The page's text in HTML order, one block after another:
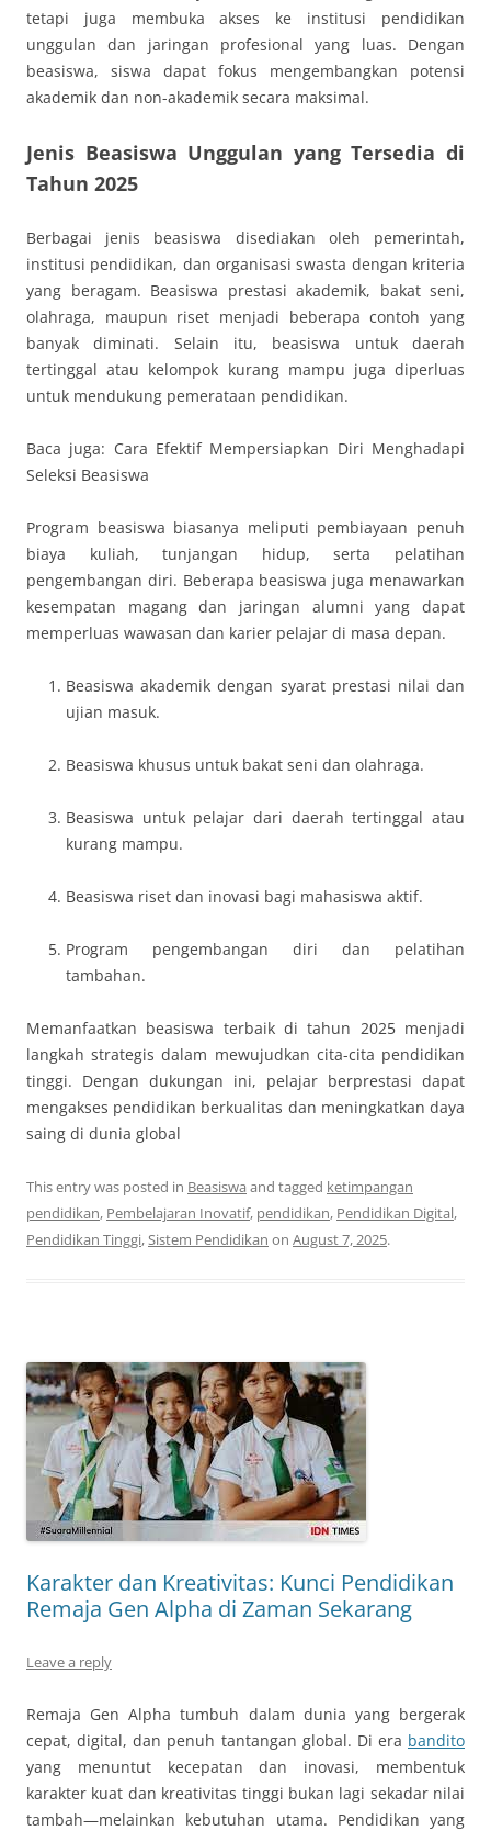
tetapi juga membuka akses ke institusi pendidikan
unggulan dan jaringan profesional yang luas. Dengan
beasiswa, siswa dapat fokus mengembangkan potensi
akademik dan non-akademik secara maksimal.
Jenis Beasiswa Unggulan yang Tersedia di
Tahun 2025
Berbagai jenis beasiswa disediakan oleh pemerintah,
institusi pendidikan, dan organisasi swasta dengan kriteria
yang beragam. Beasiswa prestasi akademik, bakat seni,
olahraga, maupun riset menjadi beberapa contoh yang
banyak diminati. Selain itu, beasiswa untuk daerah
tertinggal atau kelompok kurang mampu juga diperluas
untuk mendukung pemerataan pendidikan.
Baca juga: Cara Efektif Mempersiapkan Diri Menghadapi
Seleksi Beasiswa
Program beasiswa biasanya meliputi pembiayaan penuh
biaya kuliah, tunjangan hidup, serta pelatihan
pengembangan diri. Beberapa beasiswa juga menawarkan
kesempatan magang dan jaringan alumni yang dapat
memperluas wawasan dan karier pelajar di masa depan.
Beasiswa akademik dengan syarat prestasi nilai dan
ujian masuk.
Beasiswa khusus untuk bakat seni dan olahraga.
Beasiswa untuk pelajar dari daerah tertinggal atau
kurang mampu.
Beasiswa riset dan inovasi bagi mahasiswa aktif.
Program pengembangan diri dan pelatihan
tambahan.
Memanfaatkan beasiswa terbaik di tahun 2025 menjadi
langkah strategis dalam mewujudkan cita-cita pendidikan
tinggi. Dengan dukungan ini, pelajar berprestasi dapat
mengakses pendidikan berkualitas dan meningkatkan daya
saing di dunia global
This entry was posted in Beasiswa and tagged ketimpangan
pendidikan, Pembelajaran Inovatif, pendidikan, Pendidikan Digital,
Pendidikan Tinggi,Sistem Pendidikan on August 7, 2025.
Karakter dan Kreativitas: Kunci Pendidikan
Remaja Gen Alpha di Zaman Sekarang
Leave a reply
Remaja Gen Alpha tumbuh dalam dunia yang bergerak
cepat, digital, dan penuh tantangan global. Di era bandito
yang menuntut kecepatan dan inovasi, membentuk
karakter kuat dan kreativitas tinggi bukan lagi sekadar nilai
tambah—melainkan kebutuhan utama. Pendidikan yang